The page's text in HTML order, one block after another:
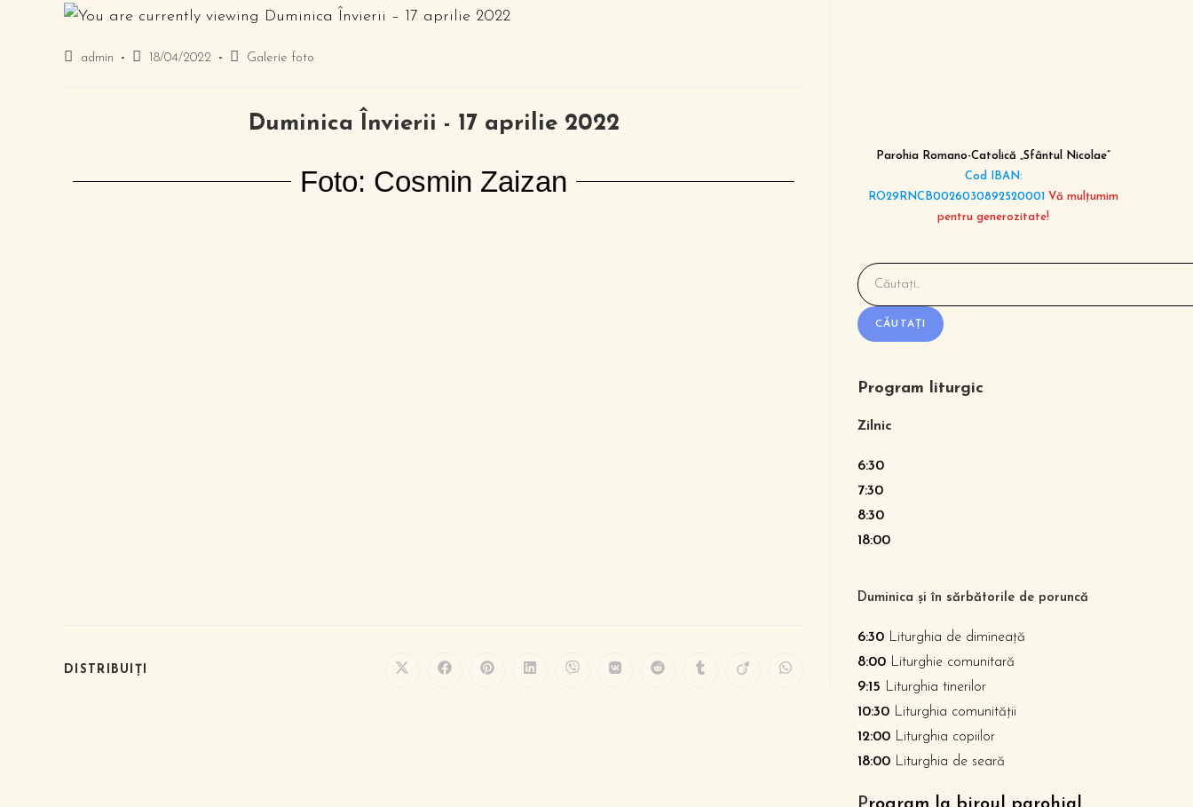
admin 18/04/2022 Galerie foto
Duminica Învierii - 17 aprilie 2022
Foto: Cosmin Zaizan
DISTRIBUIȚI
Parohia Romano-Catolică „Sfântul Nicolae”
Cod IBAN:
RO29RNCB0026030892520001 Vă mulțumim
pentru generozitate!
CĂUTAȚI
Program liturgic
Zilnic
6:30
7:30
8:30
18:00
Duminica și în sărbătorile de poruncă
6:30 Liturghia de dimineață
8:00 Liturghie comunitară
9:15 Liturghia tinerilor
10:30 Liturghia comunității
12:00 Liturghia copiilor
18:00 Liturghia de seară